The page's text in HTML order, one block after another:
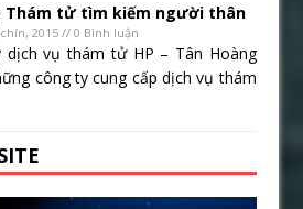
Thám tử tìm kiếm người thân
2015 // 0 Bình luận
dịch vụ thám tử HP – Tân Hoàng
công ty cung cấp dịch vụ thám